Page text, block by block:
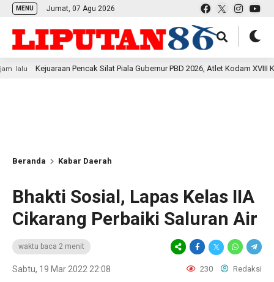
MENU Jumat, 07 Agu 2026
Pencak Silat Piala Gubernur PBD 2026, Atlet Kodam XVIII Kasuari
Beranda Kabar Daerah
Bhakti Sosial, Lapas Kelas IIA
Cikarang Perbaiki Saluran Air
waktu baca 2 menit
Sabtu, 19 Mar 2022 22:08 230 Redaksi